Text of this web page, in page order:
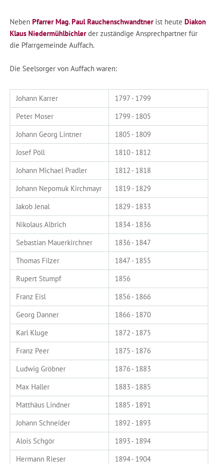
Neben Pfarrer Mag. Paul Rauchenschwandtnerist heute Diakon
Klaus Niedermühlbichlerder zuständige Ansprechpartner für
die Pfarrgemeinde Auffach.
Die Seelsorger von Auffach waren:
Johann Karrer
1797 - 1799
Peter Moser
1799 - 1805
Johann Georg Lintner
1805 - 1809
Josef Pöll
1810 - 1812
Johann Michael Pradler
1812 - 1818
Johann Nepomuk Kirchmayr
1819 - 1829
Jakob Jenal
1829 - 1833
Nikolaus Albrich
1834 - 1836
Sebastian Mauerkirchner
1836 - 1847
Thomas Filzer
1847 - 1855
Rupert Stumpf
1856
Franz Eisl
1856 - 1866
Georg Danner
1866 - 1870
Karl Kluge
1872 - 1875
Franz Peer
1875 - 1876
Ludwig Gröbner
1876 - 1883
Max Haller
1883 - 1885
Matthäus Lindner
1885 - 1891
Johann Schneider
1892 - 1893
Alois Schgör
1893 - 1894
Hermann Rieser
1894 - 1904